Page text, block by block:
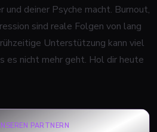
deiner Psyche macht. Burnout,
sind reale Folgen von lang
Unterstützung kann viel
es nicht mehr geht. Hol dir heute
PARTNERN